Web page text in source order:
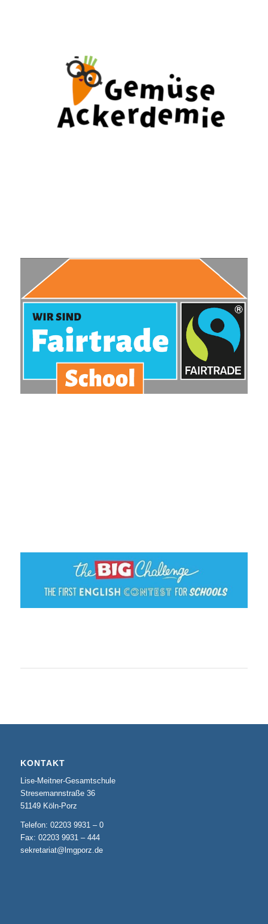
KONTAKT
Lise-Meitner-Gesamtschule
Stresemannstraße 36
51149 Köln-Porz
Telefon: 02203 9931 – 0
Fax: 02203 9931 – 444
sekretariat@lmgporz.de